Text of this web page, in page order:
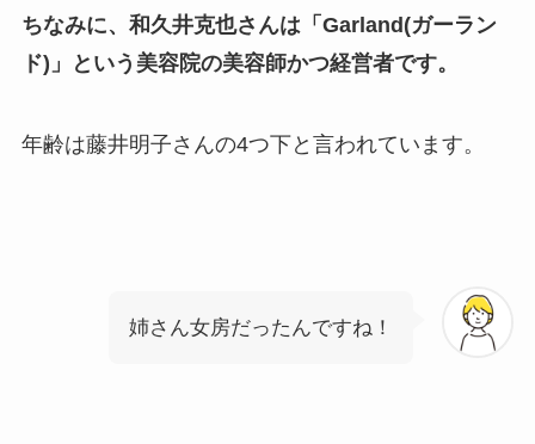
ちなみに、和久井克也さんは「Garland(ガーラン
ド)」という美容院の美容師かつ経営者です。
年齢は藤井明子さんの4つ下と言われています。
姉さん女房だったんですね！